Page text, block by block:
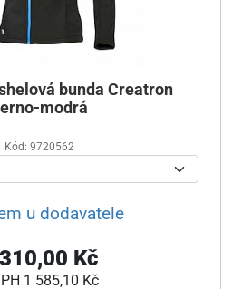
bunda Creatron
modrá
Kód: 9720562
u dodavatele
Kč
1 585,10 Kč